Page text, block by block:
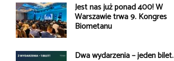
Jest nas już ponad 400! W
Warszawie trwa 9. Kongres
Biometanu
Dwa wydarzenia – jeden bilet.